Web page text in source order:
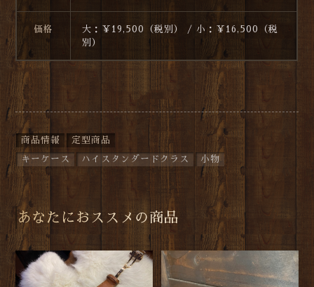
価格
大：￥19,500（税別） / 小：￥16,500（税
別）
商品情報 定型商品
キーケース ハイスタンダードクラス 小物